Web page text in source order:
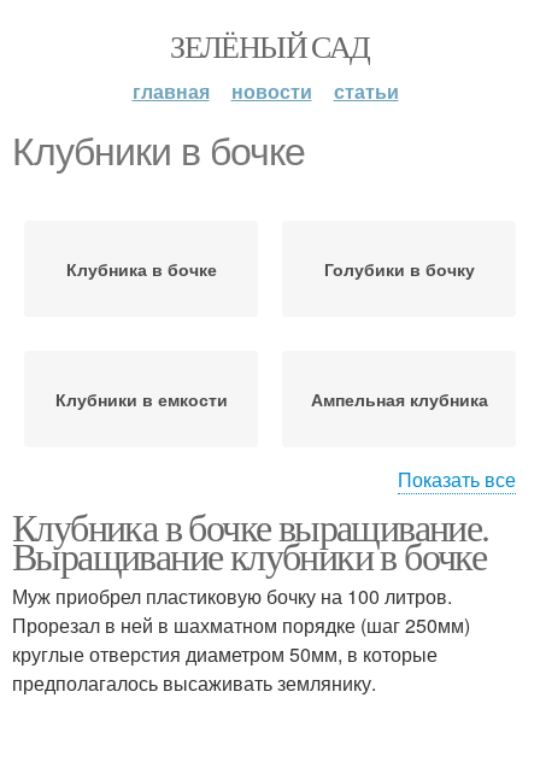
ЗЕЛЁНЫЙ САД
главная новости статьи
Клубники в бочке
Клубника в бочке Голубики в бочку
Клубники в емкости Ампельная клубника
Клубники в бочках
Показать все
Клубника в бочке выращивание.
Выращивание клубники в бочке
Муж приобрел пластиковую бочку на 100 литров.
Прорезал в ней в шахматном порядке (шаг 250мм)
круглые отверстия диаметром 50мм, в которые
предполагалось высаживать землянику.